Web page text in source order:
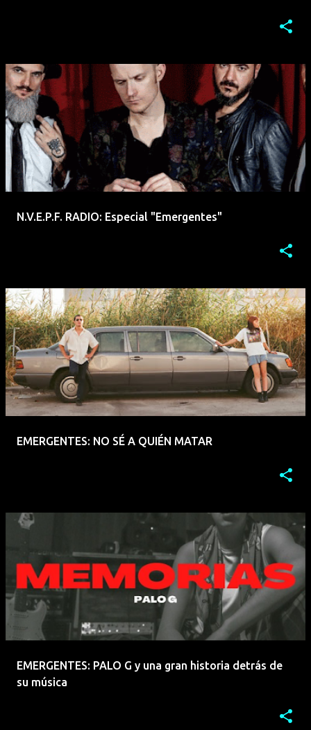
N.V.E.P.F. RADIO: Especial "Emergentes"
EMERGENTES: NO SÉ A QUIÉN MATAR
EMERGENTES: PALO G y una gran historia detrás de
su música